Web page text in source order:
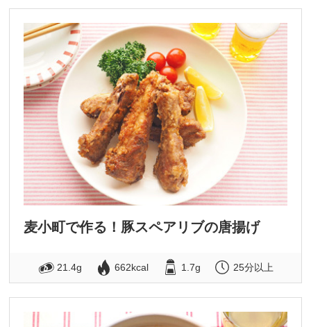
麦小町で作る！豚スペアリブの唐揚げ
21.4g 662kcal 1.7g 25分以上